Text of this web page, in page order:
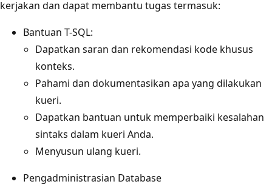
kerjakan dan dapat membantu tugas termasuk:
Bantuan T-SQL:
Dapatkan saran dan rekomendasi kode khusus
konteks.
Pahami dan dokumentasikan apa yang dilakukan
kueri.
Dapatkan bantuan untuk memperbaiki kesalahan
sintaks dalam kueri Anda.
Menyusun ulang kueri.
Pengadministrasian Database